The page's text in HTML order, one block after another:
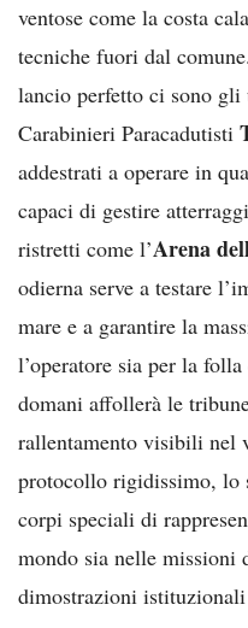
ventose come la costa
tecniche fuori dal
lancio perfetto ci sono
Carabinieri Paracadutisti
addestrati a operare in
capaci di gestire
ristretti come l’Arena
odierna serve a testare
mare e a garantire la
l’operatore sia per la
domani affollerà le
rallentamento visibili nel
protocollo rigidissimo, lo
corpi speciali di
mondo sia nelle missioni
dimostrazioni